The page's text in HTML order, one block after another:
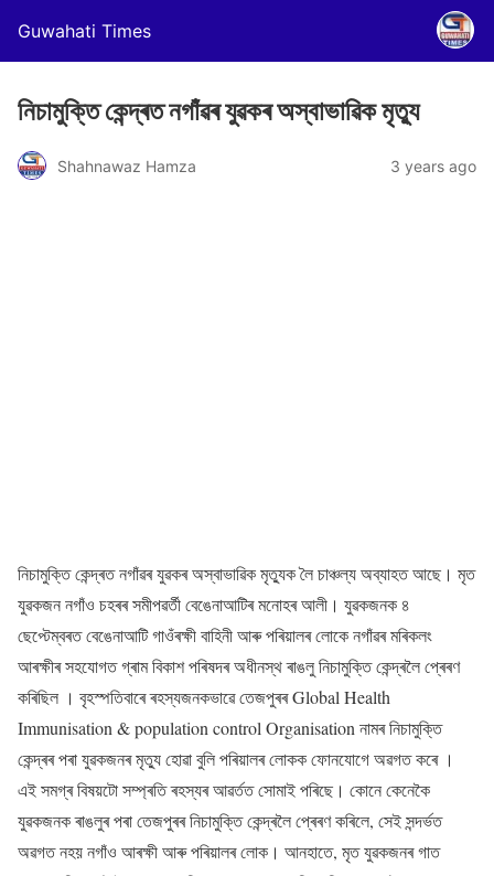
Guwahati Times
নিচামুক্তি কেন্দ্ৰত নগাঁৱৰ যুৱকৰ অস্বাভাৱিক মৃত্যু
Shahnawaz Hamza 3 years ago
নিচামুক্তি কেন্দ্ৰত নগাঁৱৰ যুৱকৰ অস্বাভাৱিক মৃত্যুক লৈ চাঞ্চল্য অব্যাহত আছে। মৃত
যুৱকজন নগাঁও চহৰৰ সমীপৱৰ্তী বেঙেনাআটিৰ মনোহৰ আলী। যুৱকজনক ৪
ছেপ্টেম্বৰত বেঙেনাআটি গাওঁৰক্ষী বাহিনী আৰু পৰিয়ালৰ লোকে নগাঁৱৰ মৰিকলং
আৰক্ষীৰ সহযোগত গ্ৰাম বিকাশ পৰিষদৰ অধীনস্থ ৰাঙলু নিচামুক্তি কেন্দ্ৰলৈ প্ৰেৰণ
কৰিছিল । বৃহস্পতিবাৰে ৰহস্যজনকভাৱে তেজপুৰৰ Global Health
Immunisation & population control Organisation নামৰ নিচামুক্তি
কেন্দ্ৰৰ পৰা যুৱকজনৰ মৃত্যু হোৱা বুলি পৰিয়ালৰ লোকক ফোনযোগে অৱগত কৰে ।
এই সমগ্ৰ বিষয়টো সম্প্ৰতি ৰহস্যৰ আৱৰ্তত সোমাই পৰিছে। কোনে কেনেকৈ
যুৱকজনক ৰাঙলুৰ পৰা তেজপুৰৰ নিচামুক্তি কেন্দ্ৰলৈ প্ৰেৰণ কৰিলে, সেই সন্দৰ্ভত
অৱগত নহয় নগাঁও আৰক্ষী আৰু পৰিয়ালৰ লোক। আনহাতে, মৃত যুৱকজনৰ গাত